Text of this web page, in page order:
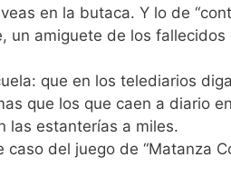
en la butaca. Y lo de
un amiguete de los
que en los telediarios
que los que caen a diario
las estanterías a miles.
del juego de “Matanza